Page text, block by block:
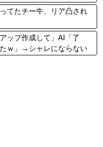
てたチー牛、リア凸され
ップ作成して」AI「了
ｗ」→シャレにならない